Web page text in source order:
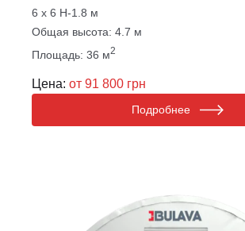
6 х 6 Н-1.8 м
Общая высота: 4.7 м
Площадь: 36 м2
Цена: от 91 800 грн
Подробнее